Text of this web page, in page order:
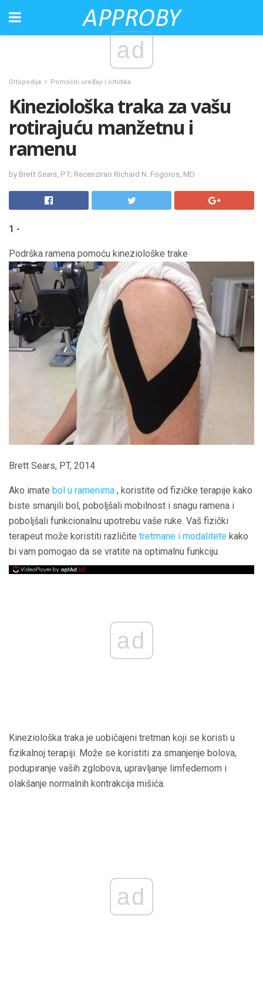
ad
Ortopedija Pomoćni uređaji i ortotika
Kineziološka traka za vašu
rotirajuću manžetnu i
ramenu
by Brett Sears, PT; Recenzirao Richard N. Fogoros, MD
1 -
Podrška ramena pomoću kineziološke trake
Brett Sears, PT, 2014
Ako imate bol u ramenima , koristite od fizičke terapije kako
biste smanjili bol, poboljšali mobilnost i snagu ramena i
poboljšali funkcionalnu upotrebu vaše ruke. Vaš fizički
terapeut može koristiti različite tretmane i modalitete kako
bi vam pomogao da se vratite na optimalnu funkciju.
ad
Kineziološka traka je uobičajeni tretman koji se koristi u
fizikalnoj terapiji. Može se koristiti za smanjenje bolova,
podupiranje vaših zglobova, upravljanje limfedemom i
olakšanje normalnih kontrakcija mišića.
ad